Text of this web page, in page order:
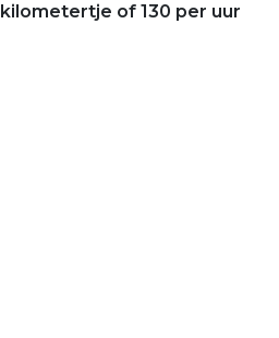
of 130 per uur